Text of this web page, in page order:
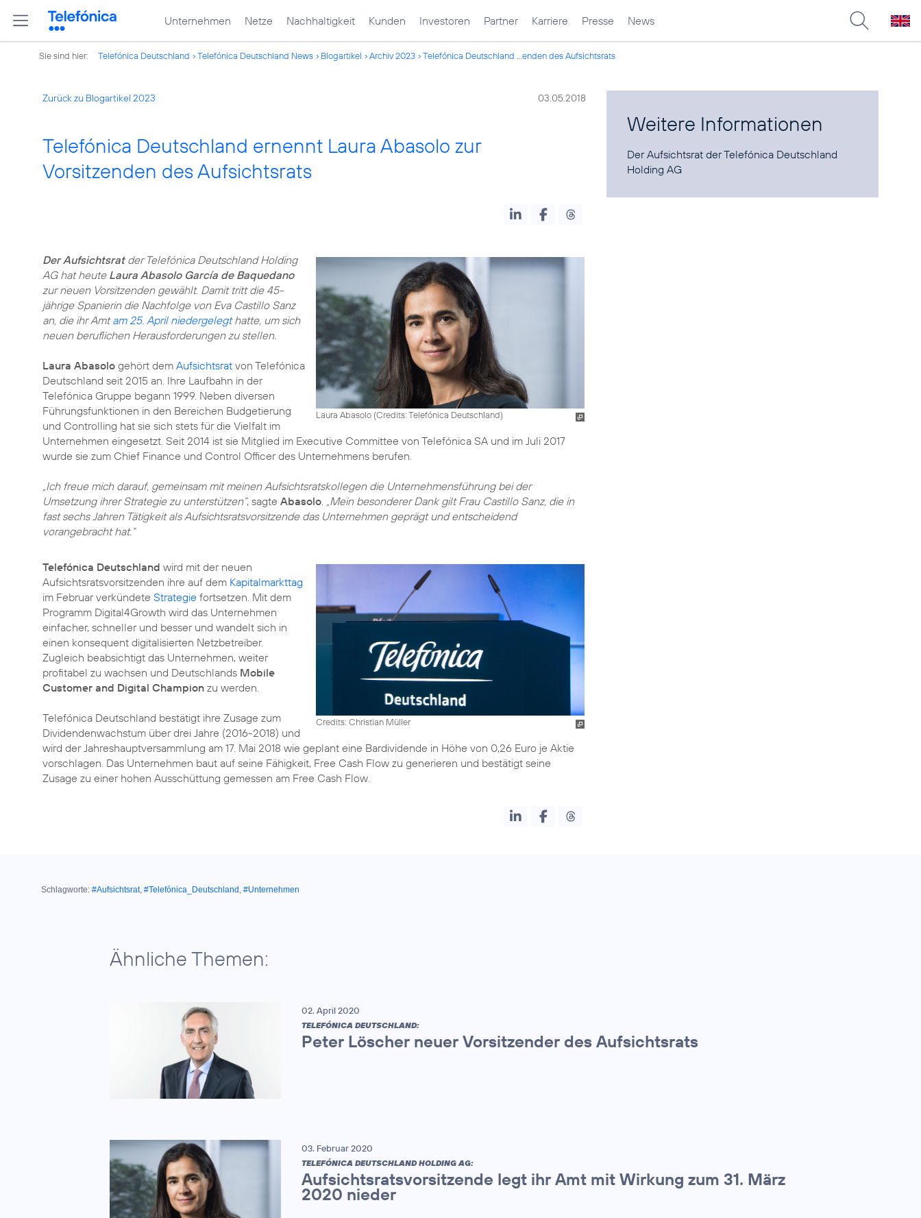
Unternehmen Netze Nachhaltigkeit Kunden Investoren Partner Karriere Presse News
Sie sind hier: Telefónica Deutschland Telefónica Deutschland News Blogartikel Archiv 2023 Telefónica Deutschland ...enden des Aufsichtsrats
Zurück zu Blogartikel 2023 03.05.2018
Telefónica Deutschland ernennt Laura Abasolo zur
Vorsitzenden des Aufsichtsrats
Laura Abasolo (Credits: Telefónica Deutschland)
Der Aufsichtsratder Telefónica Deutschland Holding
AG hat heute Laura Abasolo García de Baquedano
zur neuen Vorsitzenden gewählt. Damit tritt die 45-
jährige Spanierin die Nachfolge von Eva Castillo Sanz
an, die ihr Amtam 25. April niedergelegthatte, um sich
neuen beruflichen Herausforderungen zu stellen.
Laura Abasolo gehört dem Aufsichtsrat von Telefónica
Deutschland seit 2015 an. Ihre Laufbahn in der
Telefónica Gruppe begann 1999. Neben diversen
Führungsfunktionen in den Bereichen Budgetierung
und Controlling hat sie sich stets für die Vielfalt im
Unternehmen eingesetzt. Seit 2014 ist sie Mitglied im Executive Committee von Telefónica SA und im Juli 2017
wurde sie zum Chief Finance und Control Officer des Unternehmens berufen.
„Ich freue mich darauf, gemeinsam mit meinen Aufsichtsratskollegen die Unternehmensführung bei der
Umsetzung ihrer Strategie zu unterstützen“, sagte Abasolo. „Mein besonderer Dank gilt Frau Castillo Sanz, die in
fast sechs Jahren Tätigkeit als Aufsichtsratsvorsitzende das Unternehmen geprägt und entscheidend
vorangebracht hat.“
Credits: Christian Müller
Telefónica Deutschland wird mit der neuen
Aufsichtsratsvorsitzenden ihre auf dem Kapitalmarkttag
im Februar verkündete Strategie fortsetzen. Mit dem
Programm Digital4Growth wird das Unternehmen
einfacher, schneller und besser und wandelt sich in
einen konsequent digitalisierten Netzbetreiber.
Zugleich beabsichtigt das Unternehmen, weiter
profitabel zu wachsen und Deutschlands Mobile
Customer and Digital Champion zu werden.
Telefónica Deutschland bestätigt ihre Zusage zum
Dividendenwachstum über drei Jahre (2016-2018) und
wird der Jahreshauptversammlung am 17. Mai 2018 wie geplant eine Bardividende in Höhe von 0,26 Euro je Aktie
vorschlagen. Das Unternehmen baut auf seine Fähigkeit, Free Cash Flow zu generieren und bestätigt seine
Zusage zu einer hohen Ausschüttung gemessen am Free Cash Flow.
Weitere Informationen
Der Aufsichtsrat der Telefónica Deutschland
Holding AG
Schlagworte: #Aufsichtsrat, #Telefónica_Deutschland , #Unternehmen
Ähnliche Themen:
02. April 2020
TELEFÓNICA DEUTSCHLAND:
Peter Löscher neuer Vorsitzender des Aufsichtsrats
03. Februar 2020
TELEFÓNICA DEUTSCHLAND HOLDING AG:
Aufsichtsratsvorsitzende legt ihr Amt mit Wirkung zum 31. März
2020 nieder